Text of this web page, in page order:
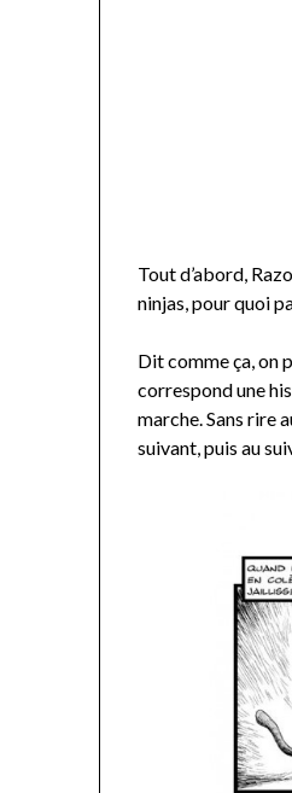
Tout d’abord,
ninjas, pour quoi
Dit comme ça, on
correspond une
marche. Sans rire
suivant, puis au